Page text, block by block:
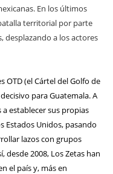
En los últimos
territorial por parte
desplazando a los actores
OTD (el Cártel del Golfo de
para Guatemala. A
a establecer sus propias
Estados Unidos, pasando
lazos con grupos
desde 2008, Los Zetas han
el país y, más en